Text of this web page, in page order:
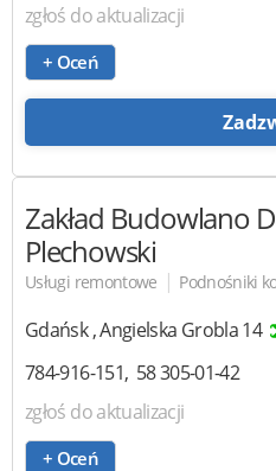
zgłoś do aktualizacji
+ Oceń
Zakład Budowlano
Plechowski
Usługi remontowe | Podnośniki
Gdańsk ,Angielska Grobla 14
784-916-151 58 305-01-42
zgłoś do aktualizacji
+ Oceń